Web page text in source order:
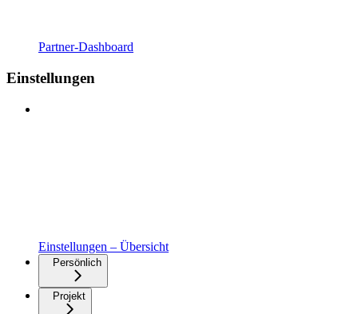
Partner-Dashboard
Einstellungen
Einstellungen – Übersicht
Persönlich
Projekt